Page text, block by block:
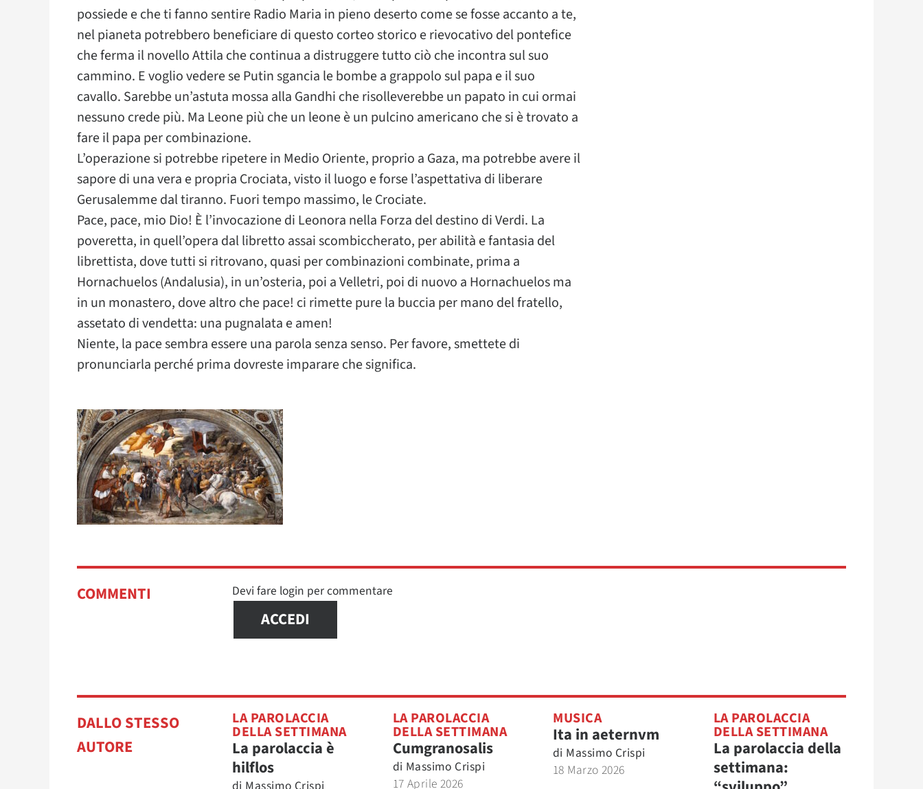
possiede e che ti fanno sentire Radio Maria in pieno deserto come se fosse accanto a te,
nel pianeta potrebbero beneficiare di questo corteo storico e rievocativo del pontefice
che ferma il novello Attila che continua a distruggere tutto ciò che incontra sul suo
cammino. E voglio vedere se Putin sgancia le bombe a grappolo sul papa e il suo
cavallo. Sarebbe un’astuta mossa alla Gandhi che risolleverebbe un papato in cui ormai
nessuno crede più. Ma Leone più che un leone è un pulcino americano che si è trovato a
fare il papa per combinazione.
L’operazione si potrebbe ripetere in Medio Oriente, proprio a Gaza, ma potrebbe avere il
sapore di una vera e propria Crociata, visto il luogo e forse l’aspettativa di liberare
Gerusalemme dal tiranno. Fuori tempo massimo, le Crociate.
Pace, pace, mio Dio! È l’invocazione di Leonora nella Forza del destino di Verdi. La
poveretta, in quell’opera dal libretto assai scombiccherato, per abilità e fantasia del
librettista, dove tutti si ritrovano, quasi per combinazioni combinate, prima a
Hornachuelos (Andalusia), in un’osteria, poi a Velletri, poi di nuovo a Hornachuelos ma
in un monastero, dove altro che pace! ci rimette pure la buccia per mano del fratello,
assetato di vendetta: una pugnalata e amen!
Niente, la pace sembra essere una parola senza senso. Per favore, smettete di
pronunciarla perché prima dovreste imparare che significa.
COMMENTI Devi fare login per commentare
ACCEDI
DALLO STESSO
AUTORE
LA PAROLACCIA
DELLA SETTIMANA
La parolaccia è
hilflos
LA PAROLACCIA
DELLA SETTIMANA
Cumgranosalis
di Massimo Crispi
17 Aprile 2026
MUSICA
Ita in aeternvm
di Massimo Crispi
18 Marzo 2026
LA PAROLACCIA
DELLA SETTIMANA
La parolaccia della
settimana: